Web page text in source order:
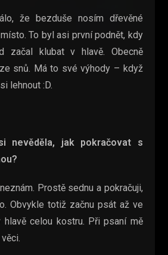
že bezduše nosím dřevěné
To byl asi první podnět, kdy
začal klubat v hlavě. Obecně
snů. Má to své výhody – když
lehnout :D.
nevěděla, jak pokračovat s
Prostě sednu a pokračuji,
Obvykle totiž začnu psát až ve
hlavě celou kostru. Při psaní mě